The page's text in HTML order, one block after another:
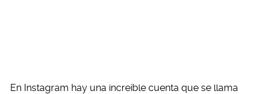
En Instagram hay una increíble cuenta que se llama